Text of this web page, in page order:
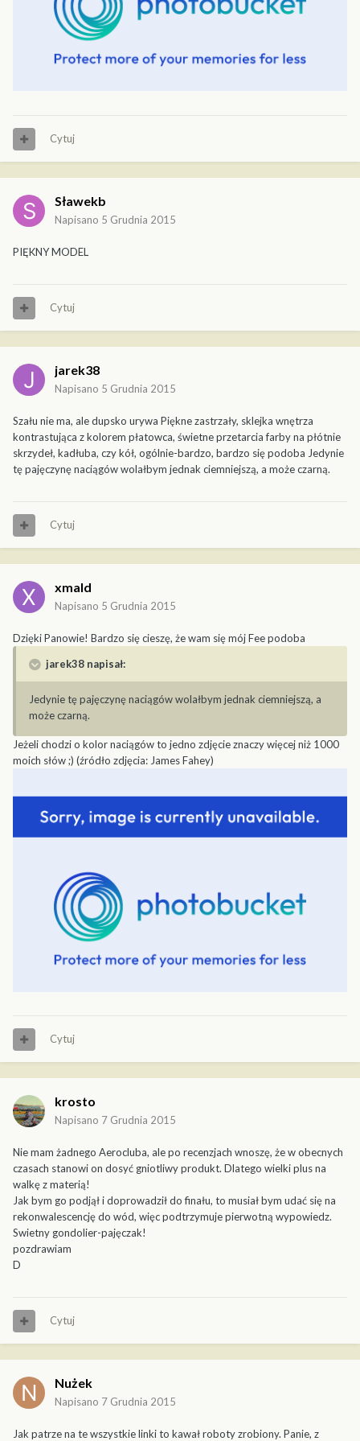
Cytuj
Sławekb
Napisano 5 Grudnia 2015
PIĘKNY MODEL
Cytuj
jarek38
Napisano 5 Grudnia 2015
Szału nie ma, ale dupsko urywa Piękne zastrzały, sklejka wnętrza
kontrastująca z kolorem płatowca, świetne przetarcia farby na płótnie
skrzydeł, kadłuba, czy kół, ogólnie-bardzo, bardzo się podoba Jedynie
tę pajęczynę naciągów wolałbym jednak ciemniejszą, a może czarną.
Cytuj
xmald
Napisano 5 Grudnia 2015
Dzięki Panowie! Bardzo się cieszę, że wam się mój Fee podoba
jarek38 napisał:
Jedynie tę pajęczynę naciągów wolałbym jednak ciemniejszą, a
może czarną.
Jeżeli chodzi o kolor naciągów to jedno zdjęcie znaczy więcej niż 1000
moich słów ;) (źródło zdjęcia: James Fahey)
Cytuj
krosto
Napisano 7 Grudnia 2015
Nie mam żadnego Aerocluba, ale po recenzjach wnoszę, że w obecnych
czasach stanowi on dosyć gniotliwy produkt. Dlatego wielki plus na
walkę z materią!
Jak bym go podjął i doprowadził do finału, to musiał bym udać się na
rekonwalescencję do wód, więc podtrzymuje pierwotną wypowiedz.
Swietny gondolier-pajęczak!
pozdrawiam
D
Cytuj
Nużek
Napisano 7 Grudnia 2015
Jak patrze na te wszystkie linki to kawał roboty zrobiony. Panie, z